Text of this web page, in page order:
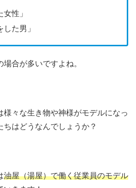
女性」
した男」
合が多いですよね。
様々な生き物や神様がモデルになっ
ちはどうなんでしょうか？
油屋（湯屋）で働く従業員のモデル